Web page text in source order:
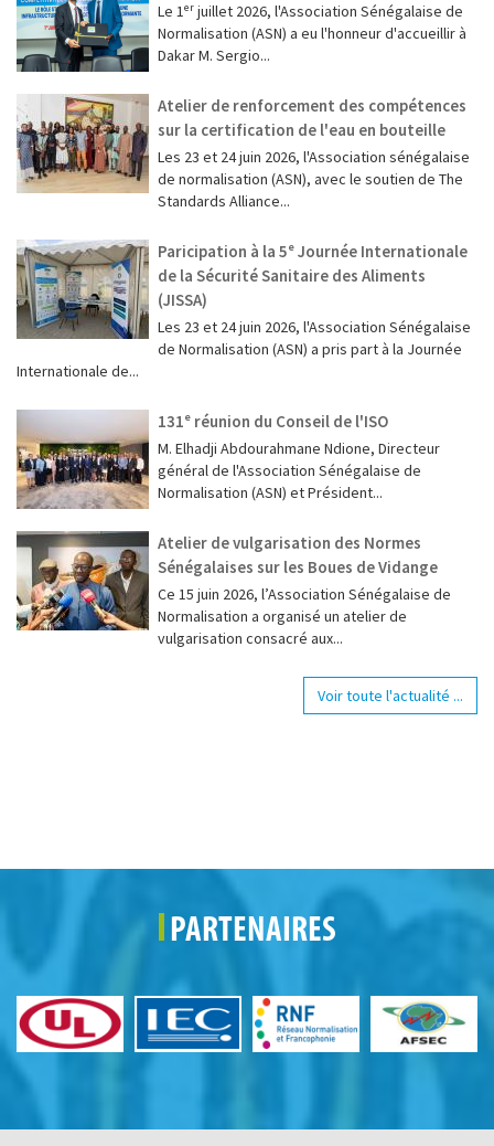
Le 1ᵉʳ juillet 2026, l'Association Sénégalaise de
Normalisation (ASN) a eu l'honneur d'accueillir à
Dakar M. Sergio...
Atelier de renforcement des compétences
sur la certification de l'eau en bouteille
Les 23 et 24 juin 2026, l'Association sénégalaise
de normalisation (ASN), avec le soutien de The
Standards Alliance...
Paricipation à la 5ᵉ Journée Internationale
de la Sécurité Sanitaire des Aliments
(JISSA)
‎Les 23 et 24 juin 2026, l'Association Sénégalaise
de Normalisation (ASN) a pris part à la Journée
Internationale de...
131ᵉ réunion du Conseil de l'ISO
M. Elhadji Abdourahmane Ndione, Directeur
général de l'Association Sénégalaise de
Normalisation (ASN) et Président...
Atelier de vulgarisation des Normes
Sénégalaises sur les Boues de Vidange
Ce 15 juin 2026, l’Association Sénégalaise de
Normalisation a organisé un atelier de
vulgarisation consacré aux...
Voir toute l'actualité ...
PARTENAIRES